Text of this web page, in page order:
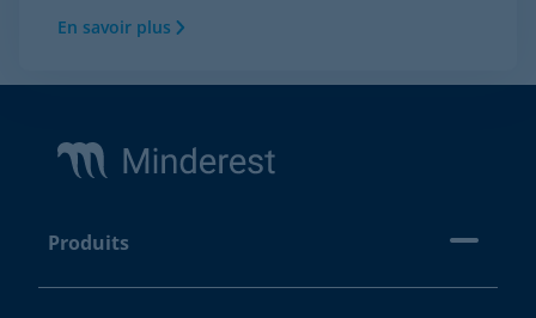
En savoir plus
Produits